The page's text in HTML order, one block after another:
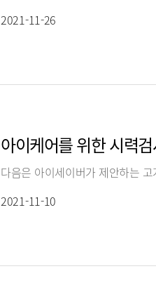
2021-11-26
아이케어를 위한 시력
2021-11-10